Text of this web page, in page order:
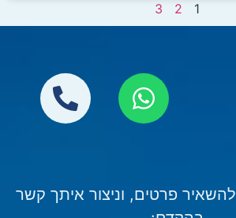
1
2
3
פרטים, וניצור איתך קשר